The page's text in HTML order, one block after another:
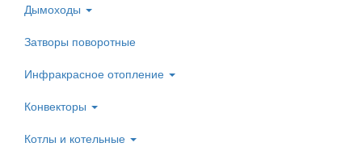
Дымоходы
Затворы поворотные
Инфракрасное отопление
Конвекторы
Котлы и котельные